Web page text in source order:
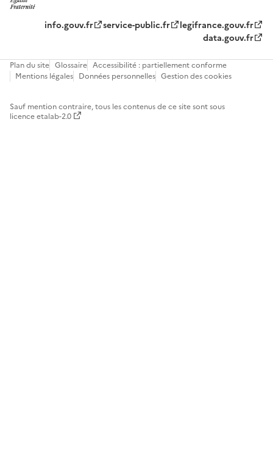
info.gouv.fr service-public.fr
legifrance.gouv.fr
data.gouv.fr
Plan du site Glossaire Accessibilité : partiellement conforme
Mentions légales Données personnelles Gestion des cookies
Sauf mention contraire, tous les contenus de ce site sont sous
licence etalab-2.0